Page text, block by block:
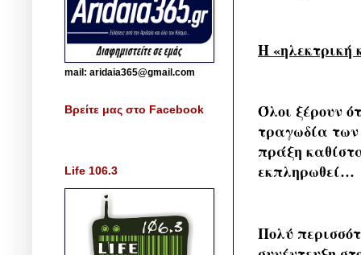
Η «ηλεκτρική
Όλοι ξέρουν
τραγωδία
πράξη
εκπληρωθεί…
Πολύ
mail: aridaia365@gmail.com
Βρείτε μας στο Facebook
Life 106.3